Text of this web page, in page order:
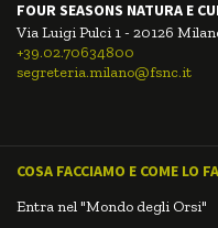
FOUR SEASONS NATURA E
Via Luigi Pulci 1 - 20126
+39.02.70634800
segreteria.milano@fsnc.it
COSA FACCIAMO E COME LO
Entra nel "Mondo degli Orsi"